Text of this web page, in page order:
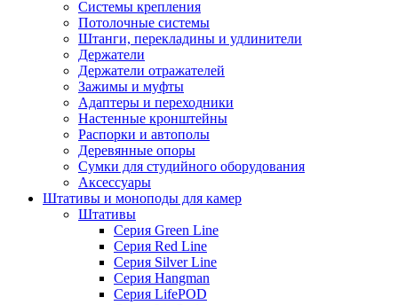
Системы крепления
Потолочные системы
Штанги, перекладины и удлинители
Держатели
Держатели отражателей
Зажимы и муфты
Адаптеры и переходники
Настенные кронштейны
Распорки и автополы
Деревянные опоры
Сумки для студийного оборудования
Аксессуары
Штативы и моноподы для камер
Штативы
Серия Green Line
Серия Red Line
Серия Silver Line
Серия Hangman
Серия LifePOD